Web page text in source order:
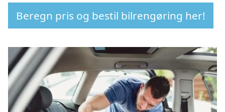
Beregn pris og bestil bilrengøring her!